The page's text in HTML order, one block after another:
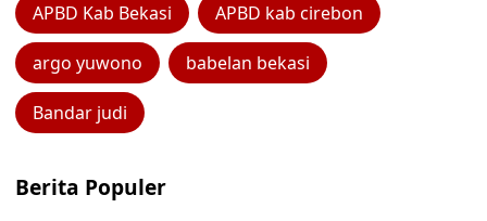
APBD Kab Bekasi APBD kab cirebon
argo yuwono babelan bekasi
Bandar judi
Berita Populer